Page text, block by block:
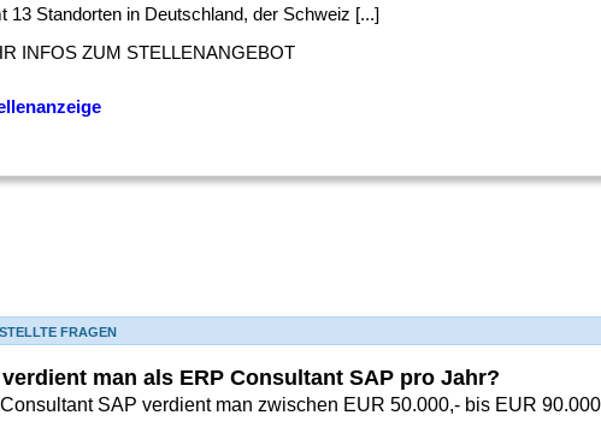
13 Standorten in Deutschland, der Schweiz [...]
INFOS ZUM STELLENANGEBOT
FRAGEN
man als ERP Consultant SAP pro Jahr?
SAP verdient man zwischen EUR 50.000,- bis EUR